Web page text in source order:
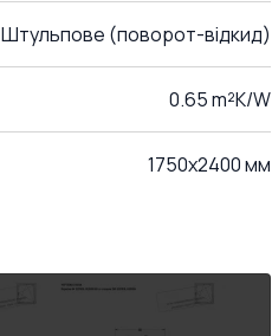
Штульпове (поворот-відкид)
0.65 m²K/W
1750x2400 мм